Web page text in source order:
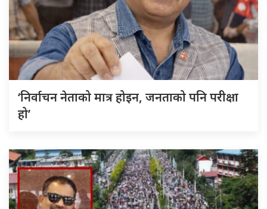
‘निर्वाचन नेताको मात्र होइन, जनताको पनि परीक्षा
हो’